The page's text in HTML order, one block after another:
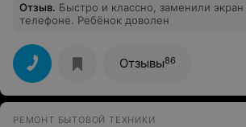
Отзыв. Быстро и классно, заменили экран
телефоне. Ребёнок доволен
Отзывы86
РЕМОНТ БЫТОВОЙ ТЕХНИКИ